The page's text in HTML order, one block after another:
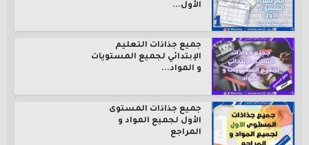
الأول...
جميع جذاذات التعليم
الإبتدائي لجميع المستويات
و المواد...
جميع جذاذات المستوى
الأول لجميع المواد و
المراجع